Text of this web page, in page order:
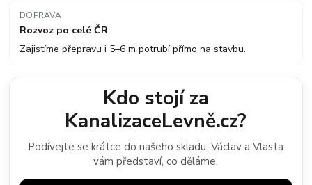
DOPRAVA
Rozvoz po celé ČR
Zajistíme přepravu i 5–6 m potrubí přímo na stavbu.
Kdo stojí za
KanalizaceLevně.cz?
Podívejte se krátce do našeho skladu. Václav a Vlasta
vám představí, co děláme.